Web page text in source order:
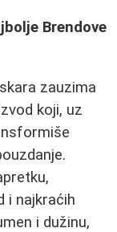
Brendove
zauzima
koji, uz
i najkraćih
i dužinu,